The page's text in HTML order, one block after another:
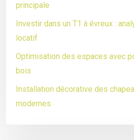
principale
Investir dans un T1 à évreux :
locatif
Optimisation des espaces avec
bois
Installation décorative des
modernes